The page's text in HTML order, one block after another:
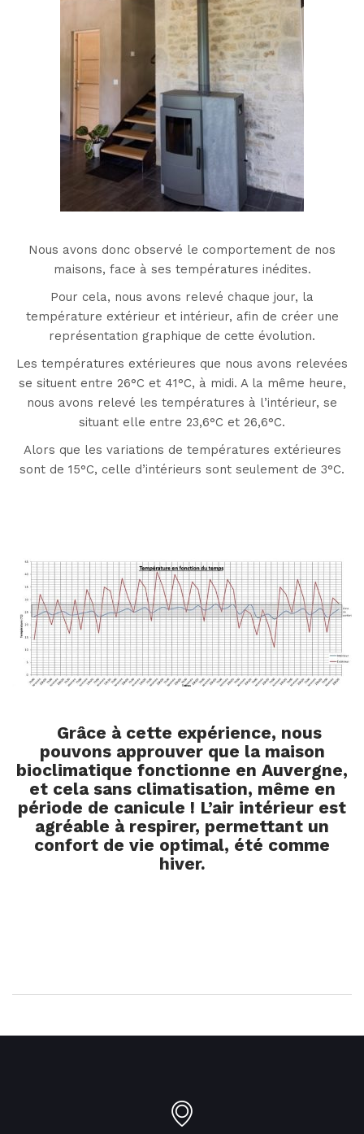
Nous avons donc observé le comportement de nos
maisons, face à ses températures inédites.
Pour cela, nous avons relevé chaque jour, la
température extérieur et intérieur, afin de créer une
représentation graphique de cette évolution.
Les températures extérieures que nous avons relevées
se situent entre 26°C et 41°C, à midi. A la même heure,
nous avons relevé les températures à l’intérieur, se
situant elle entre 23,6°C et 26,6°C.
Alors que les variations de températures extérieures
sont de 15°C, celle d’intérieurs sont seulement de 3°C.
Grâce à cette expérience, nous
pouvons approuver que la maison
bioclimatique fonctionne en Auvergne,
et cela sans climatisation, même en
période de canicule ! L’air intérieur est
agréable à respirer, permettant un
confort de vie optimal, été comme
hiver.